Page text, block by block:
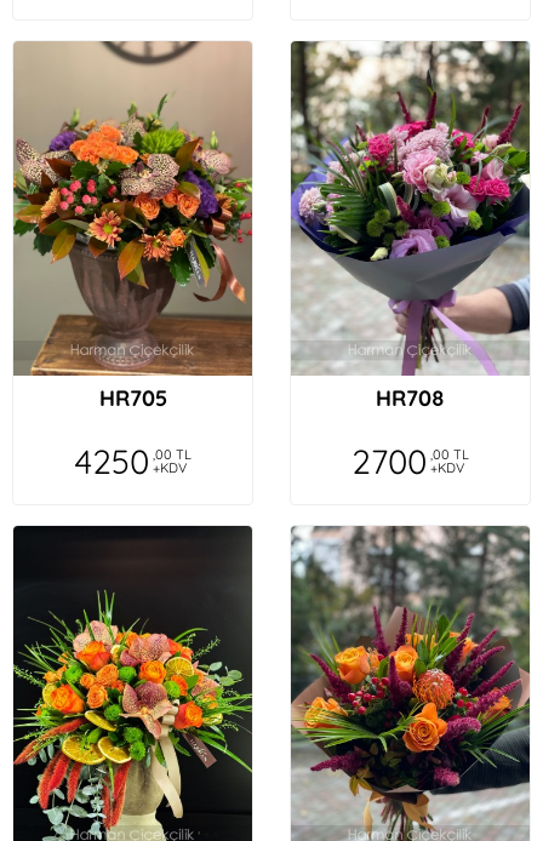
HR705
4250 ,00 TL
+KDV
HR708
2700 ,00 TL
+KDV